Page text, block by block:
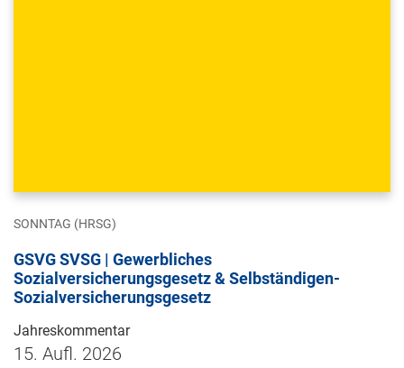
SONNTAG (HRSG)
GSVG SVSG | Gewerbliches
Sozialversicherungsgesetz & Selbständigen-
Sozialversicherungsgesetz
Jahreskommentar
15. Aufl. 2026